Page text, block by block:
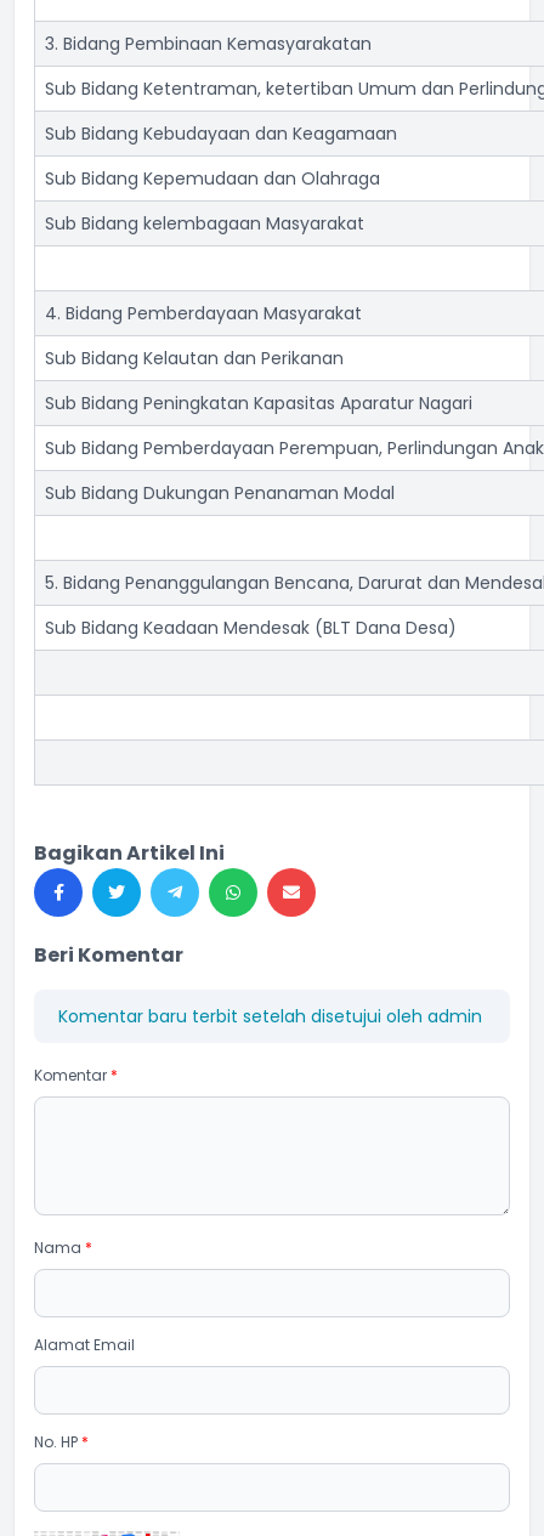
3. Bidang Pembinaan Kemasyarakatan
Sub Bidang Ketentraman, ketertiban Umum dan
Sub Bidang Kebudayaan dan Keagamaan
Sub Bidang Kepemudaan dan Olahraga
Sub Bidang kelembagaan Masyarakat
4. Bidang Pemberdayaan Masyarakat
Sub Bidang Kelautan dan Perikanan
Sub Bidang Peningkatan Kapasitas Aparatur Nagari
Sub Bidang Pemberdayaan Perempuan, Perlindungan
Sub Bidang Dukungan Penanaman Modal
5. Bidang Penanggulangan Bencana, Darurat dan
Sub Bidang Keadaan Mendesak (BLT Dana Desa)
Bagikan Artikel Ini
Beri Komentar
Komentar baru terbit setelah disetujui oleh admin
Komentar *
Nama *
Alamat Email
No. HP *